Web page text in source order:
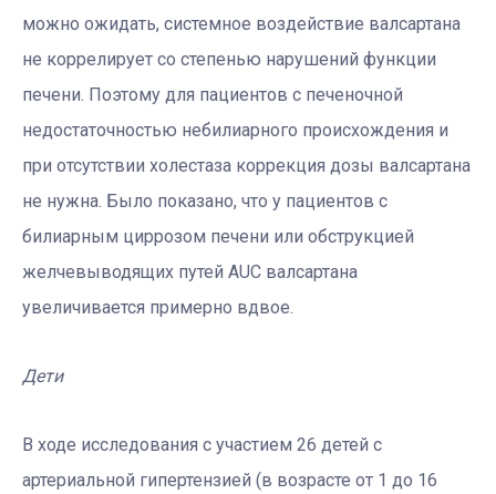
можно ожидать, системное воздействие валсартана
не коррелирует со степенью нарушений функции
печени. Поэтому для пациентов с печеночной
недостаточностью небилиарного происхождения и
при отсутствии холестаза коррекция дозы валсартана
не нужна. Было показано, что у пациентов с
билиарным циррозом печени или обструкцией
желчевыводящих путей AUC валсартана
увеличивается примерно вдвое.
Дети
В ходе исследования с участием 26 детей с
артериальной гипертензией (в возрасте от 1 до 16